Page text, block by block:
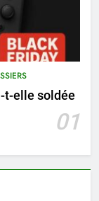
t-elle soldée
01